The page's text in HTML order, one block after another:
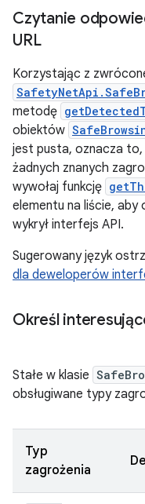
Czytanie
URL
Korzystając z
metodę
obiektów
jest pusta, oznacza to,
żadnych znanych
wywołaj funkcję
elementu na liście, aby
wykrył interfejs API.
Sugerowany język
dla deweloperów
Określ
Stałe w klasie
obsługiwane typy
Typ
zagrożenia